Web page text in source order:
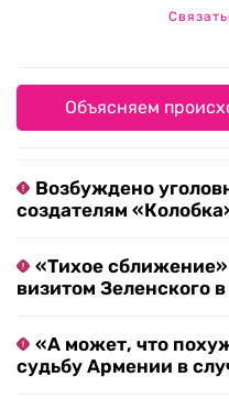
Объясняем
Возбуждено
создателям
«Тихое
визитом Зеленского
«А может, что
судьбу Армении в